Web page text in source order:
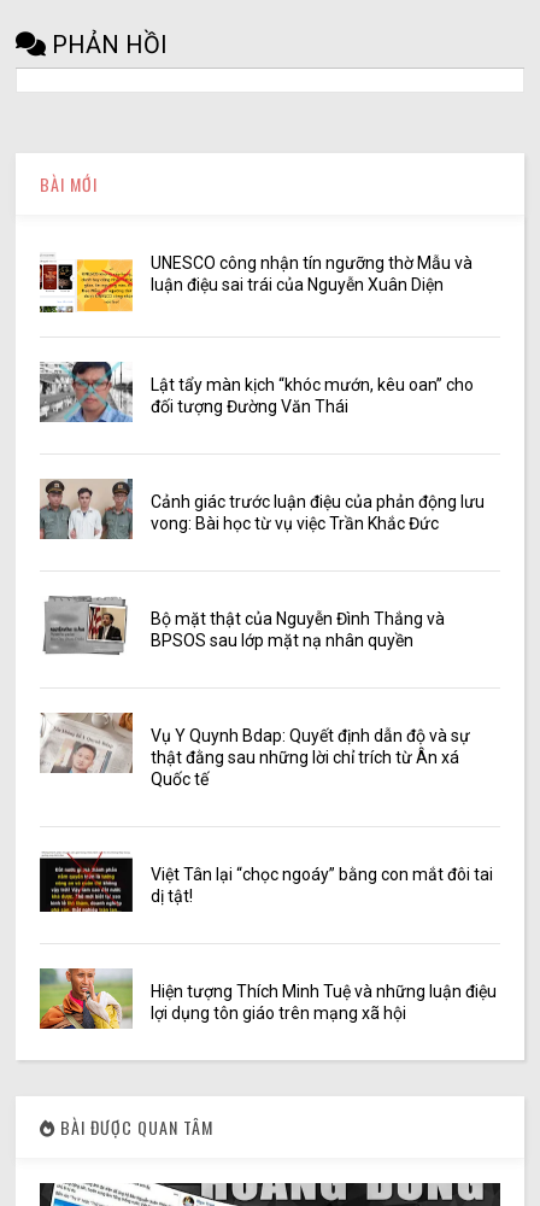
PHẢN HỒI
BÀI MỚI
UNESCO công nhận tín ngưỡng thờ Mẫu và
luận điệu sai trái của Nguyễn Xuân Diện
Lật tẩy màn kịch “khóc mướn, kêu oan” cho
đối tượng Đường Văn Thái
Cảnh giác trước luận điệu của phản động lưu
vong: Bài học từ vụ việc Trần Khắc Đức
Bộ mặt thật của Nguyễn Đình Thắng và
BPSOS sau lớp mặt nạ nhân quyền
Vụ Y Quynh Bdap: Quyết định dẫn độ và sự
thật đằng sau những lời chỉ trích từ Ân xá
Quốc tế
Việt Tân lại “chọc ngoáy” bằng con mắt đôi tai
dị tật!
Hiện tượng Thích Minh Tuệ và những luận điệu
lợi dụng tôn giáo trên mạng xã hội
BÀI ĐƯỢC QUAN TÂM